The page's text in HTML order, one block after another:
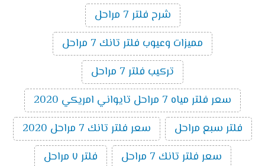
شرح فلتر 7 مراحل
مميزات وعيوب فلتر تانك 7 مراحل
تركيب فلتر 7 مراحل
سعر فلتر مياه 7 مراحل تايواني امريكي 2020
فلتر سبع مراحل
سعر فلتر تانك 7 مراحل 2020
سعر فلتر تانك 7 مراحل
فلتر ٧ مراحل